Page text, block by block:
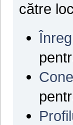
către